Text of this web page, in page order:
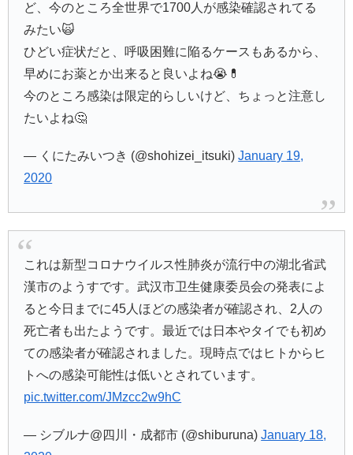
ど、今のところ全世界で1700人が感染確認されてる
みたい🙀
ひどい症状だと、呼吸困難に陥るケースもあるから、
早めにお薬とか出来ると良いよね😭💊
今のところ感染は限定的らしいけど、ちょっと注意し
たいよね🤔
— くにたみいつき (@shohizei_itsuki)January 19,
2020
これは新型コロナウイルス性肺炎が流行中の湖北省武
漢市のようすです。武汉市卫生健康委员会の発表によ
ると今日までに45人ほどの感染者が確認され、2人の
死亡者も出たようです。最近では日本やタイでも初め
ての感染者が確認されました。現時点ではヒトからヒ
トへの感染可能性は低いとされています。
pic.twitter.com/JMzcc2w9hC
— シブルナ@四川・成都市 (@shiburuna)January 18,